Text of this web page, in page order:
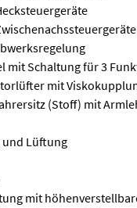
mit Schaltung für 3
mit
(Stoff) mit
und Lüftung
mit